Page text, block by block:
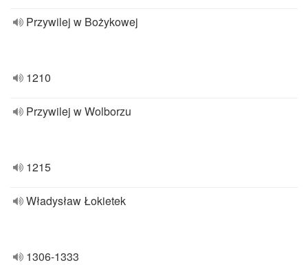
Przywilej w Bożykowej
1210
Przywilej w Wolborzu
1215
Władysław Łokietek
1306-1333